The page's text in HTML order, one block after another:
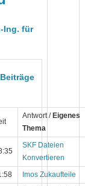
Ing. für
Antwort /Eigenes
Thema
SKF Dateien
Konvertieren
Imos Zukaufteile